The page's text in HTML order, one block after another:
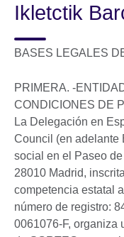
Ikletctik
BASES LEGALES
PRIMERA. -
CONDICIONES DE
La Delegación en
Council (en adelante
social en el Paseo
28010 Madrid,
competencia estatal
número de registro:
0061076-F, organiza